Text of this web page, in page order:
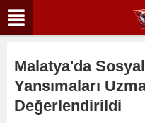
Malatya'da
Yansımaları
Değerlendirildi